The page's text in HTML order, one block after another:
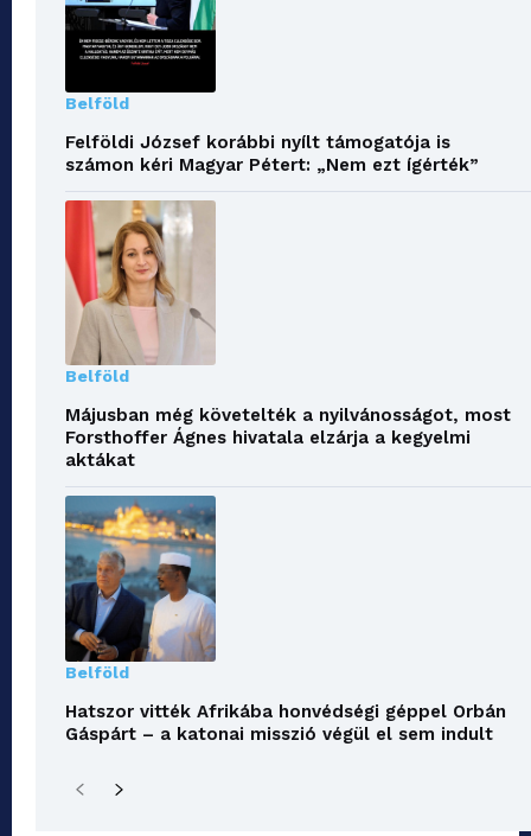
Belföld
Felföldi József korábbi nyílt támogatója is
számon kéri Magyar Pétert: „Nem ezt ígérték”
Belföld
Májusban még követelték a nyilvánosságot, most
Forsthoffer Ágnes hivatala elzárja a kegyelmi
aktákat
Belföld
Hatszor vitték Afrikába honvédségi géppel Orbán
Gáspárt – a katonai misszió végül el sem indult